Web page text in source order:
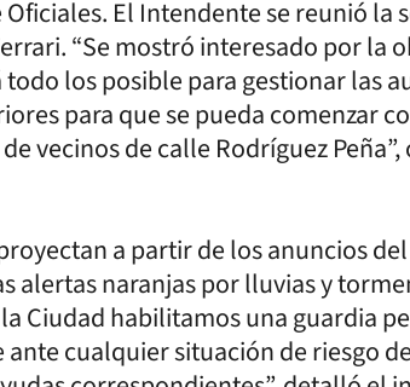
El Intendente se reunió la
“Se mostró interesado por la
los posible para gestionar las
para que se pueda comenzar
vecinos de calle Rodríguez
a partir de los anuncios
alertas naranjas por lluvias y
Ciudad habilitamos una guardia
ante cualquier situación de riesgo